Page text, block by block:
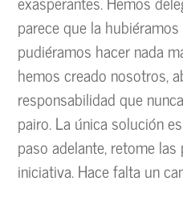
parece que la
pudiéramos hacer nada
hemos creado nosotros,
responsabilidad que
pairo. La única solución
paso adelante, retome
iniciativa. Hace falta un